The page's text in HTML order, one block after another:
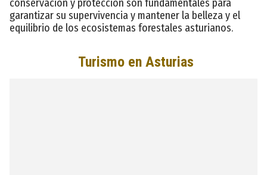
conservación y protección son fundamentales para
garantizar su supervivencia y mantener la belleza y el
equilibrio de los ecosistemas forestales asturianos.